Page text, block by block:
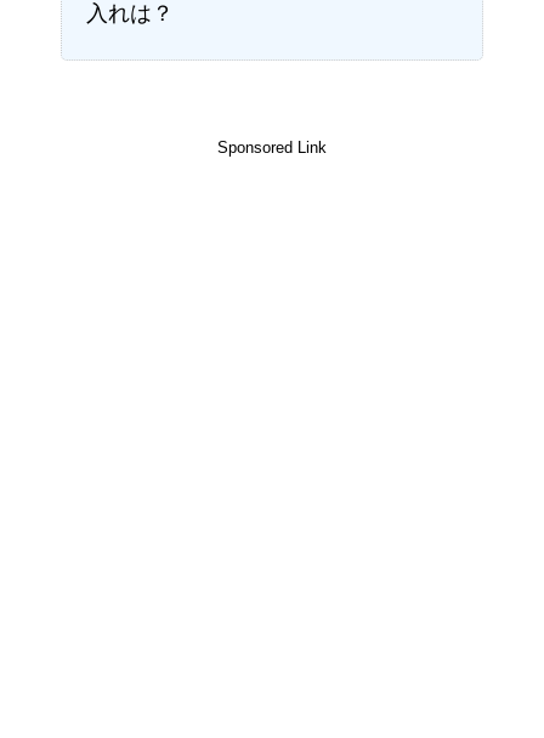
入れは？
Sponsored Link